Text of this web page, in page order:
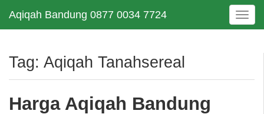
Aqiqah Bandung 0877 0034 7724
T
o
e
Tag: Aqiqah Tanahsereal
Harga Aqiqah Bandung